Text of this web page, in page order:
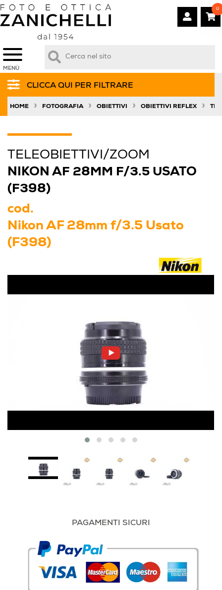
MENÙ
0
CLICCA QUI PER FILTRARE
HOME » FOTOGRAFIA » OBIETTIVI » OBIETTIVI REFLEX »
TELEOBIETTIVI/ZOOM
NIKON AF 28MM F/3.5 USATO
(F398)
cod.
Nikon AF 28mm f/3.5 Usato
(F398)
PAGAMENTI SICURI